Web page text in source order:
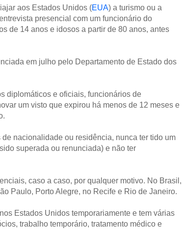
aos Estados Unidos (EUA) a turismo ou a
presencial com um funcionário do
de 14 anos e idosos a partir de 80 anos, antes
em julho pelo Departamento de Estado dos
diplomáticos e oficiais, funcionários de
um visto que expirou há menos de 12 meses e
nacionalidade ou residência, nunca ter tido um
superada ou renunciada) e não ter
caso a caso, por qualquer motivo. No Brasil,
Paulo, Porto Alegre, no Recife e Rio de Janeiro.
Estados Unidos temporariamente e tem várias
trabalho temporário, tratamento médico e